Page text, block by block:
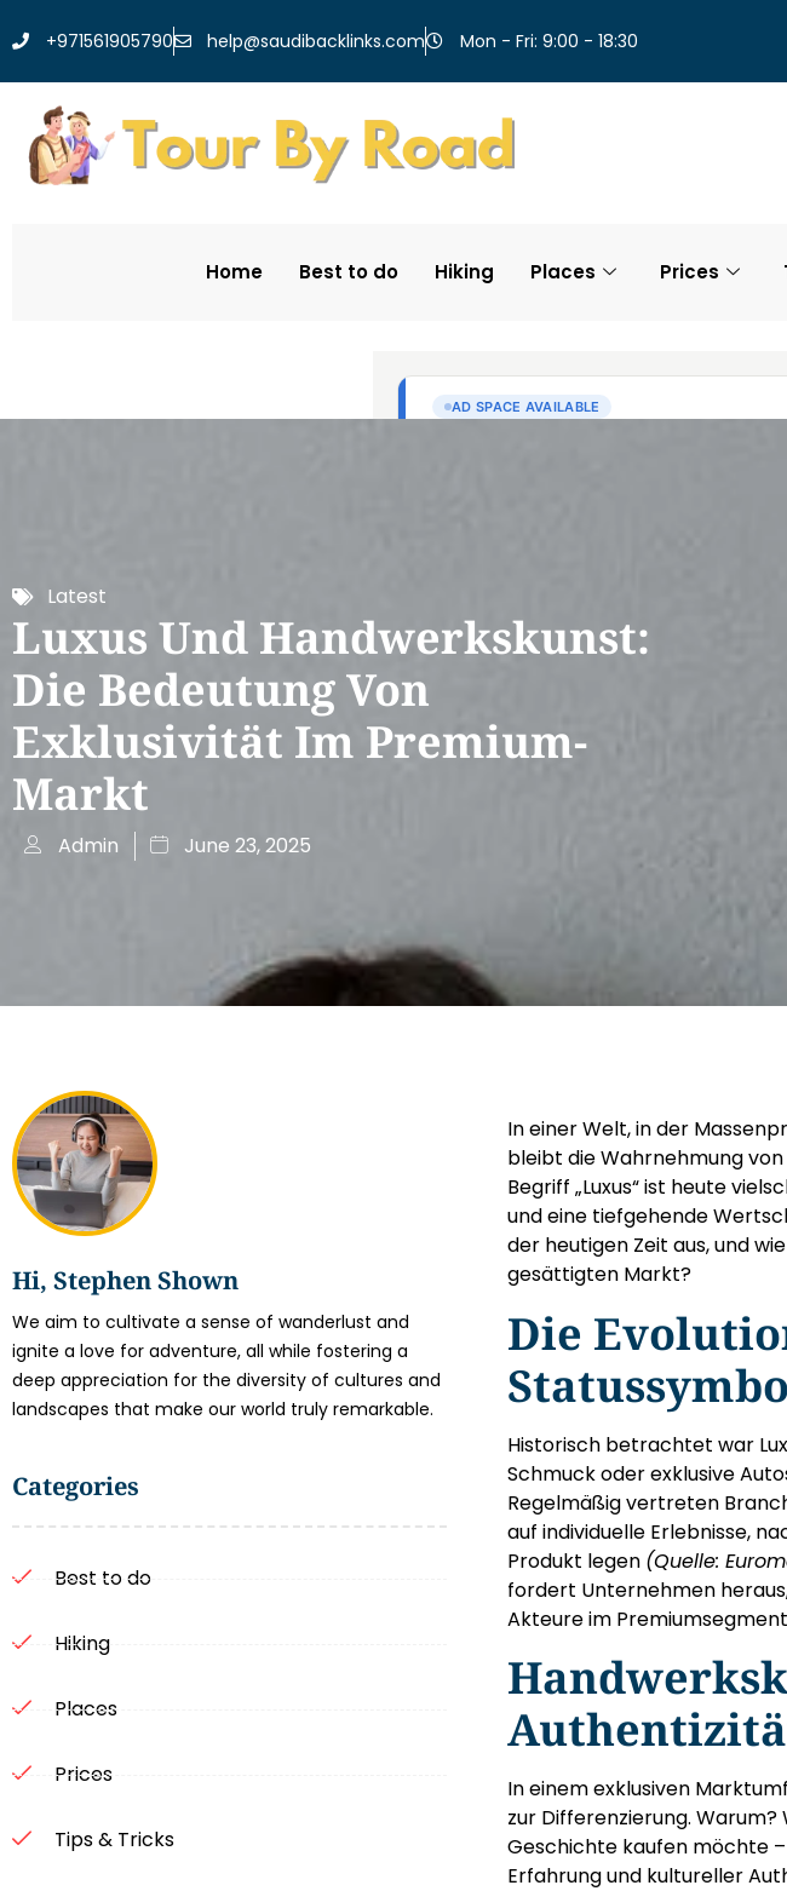
+971561905790 help@saudibacklinks.com Mon - Fri: 9:00 - 18:30
Home Best to do Hiking Places Prices
Latest
Luxus Und Handwerkskunst:
Die Bedeutung Von
Exklusivität Im Premium-
Markt
Admin June 23, 2025
Hi, Stephen Shown
We aim to cultivate a sense of wanderlust and
ignite a love for adventure, all while fostering a
deep appreciation for the diversity of cultures and
landscapes that make our world truly remarkable.
Categories
Best to do
Hiking
Places
Prices
Tips & Tricks
In einer Welt, in der
bleibt die Wahrnehmung
Begriff „Luxus“ ist heute
und eine tiefgehende
der heutigen Zeit aus, und
gesättigten Markt?
Die
Historisch betrachtet war
Schmuck oder exklusive
Regelmäßig vertreten
auf individuelle Erlebnisse,
Produkt legen (Quelle:
fordert Unternehmen
Akteure im
In einem exklusiven
zur Differenzierung.
Geschichte kaufen möchte
Erfahrung und kultureller